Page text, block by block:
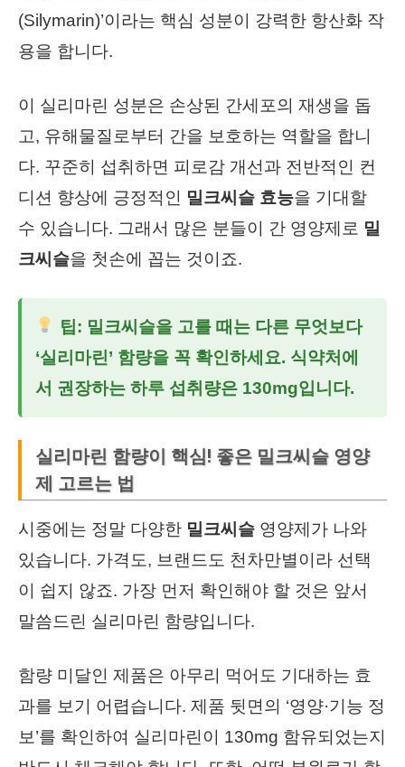
(Silymarin)’이라는 핵심 성분이 강력한 항산화 작
용을 합니다.
이 실리마린 성분은 손상된 간세포의 재생을 돕
고, 유해물질로부터 간을 보호하는 역할을 합니
다. 꾸준히 섭취하면 피로감 개선과 전반적인 컨
디션 향상에 긍정적인 밀크씨슬 효능을 기대할
수 있습니다. 그래서 많은 분들이 간 영양제로 밀
크씨슬을 첫손에 꼽는 것이죠.
팁: 밀크씨슬을 고를 때는 다른 무엇보다
‘실리마린’ 함량을 꼭 확인하세요. 식약처에
서 권장하는 하루 섭취량은 130mg입니다.
실리마린 함량이 핵심! 좋은 밀크씨슬 영양
제 고르는 법
시중에는 정말 다양한 밀크씨슬 영양제가 나와
있습니다. 가격도, 브랜드도 천차만별이라 선택
이 쉽지 않죠. 가장 먼저 확인해야 할 것은 앞서
말씀드린 실리마린 함량입니다.
함량 미달인 제품은 아무리 먹어도 기대하는 효
과를 보기 어렵습니다. 제품 뒷면의 ‘영양·기능 정
보’를 확인하여 실리마린이 130mg 함유되었는지